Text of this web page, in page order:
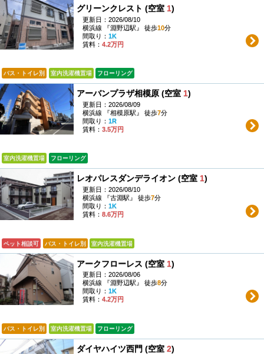
グリーンクレスト (空室 1)
更新日：2026/08/10
横浜線 『淵野辺駅』 徒歩10分
間取り： 1K
賃料： 4.2万円
バス・トイレ別 室内洗濯機置場 フローリング
アーバンプラザ相模原 (空室 1)
更新日：2026/08/09
横浜線 『相模原駅』 徒歩7分
間取り： 1R
賃料： 3.5万円
室内洗濯機置場 フローリング
レオパレスダンデライオン (空室 1)
更新日：2026/08/10
横浜線 『古淵駅』 徒歩7分
間取り： 1K
賃料： 8.6万円
ペット相談可 バス・トイレ別 室内洗濯機置場
アークフローレス (空室 1)
更新日：2026/08/06
横浜線 『淵野辺駅』 徒歩8分
間取り： 1K
賃料： 4.2万円
バス・トイレ別 室内洗濯機置場 フローリング
ダイヤハイツ西門 (空室 2)